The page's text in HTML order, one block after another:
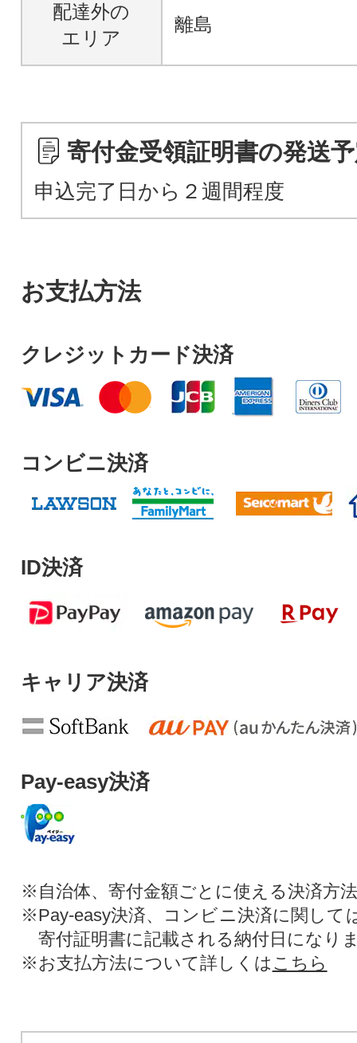
配達外の
エリア
離島
寄付金受領証明書の発送
申込完了日から２週間程度
お支払方法
クレジットカード決済
コンビニ決済
ID決済
キャリア決済
Pay-easy決済
※自治体、寄付金額ごとに使える決済方
※Pay-easy決済、コンビニ決済に関して
寄付証明書に記載される納付日になり
※お支払方法について詳しくは こちら